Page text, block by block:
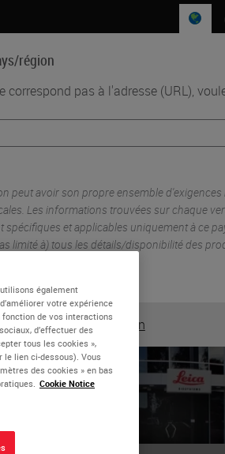
région
correspond pas à l'adresse (URL),
peut avoir son propre ensemble
Les informations trouvées sur chaque
spécifiques et applicables uniquement à ce
limité à) tous les détails/disponibilité des
OUI ou Non
Contact
également
votre expérience
de vos interactions
d’effectuer des
tous les cookies »,
lien ci-dessous). Vous
des cookies » en bas
Cookie Notice